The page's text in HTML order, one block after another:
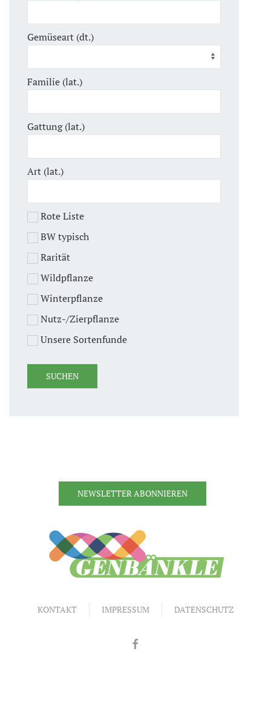
Gemüseart (dt.)
Familie (lat.)
Gattung (lat.)
Art (lat.)
Rote Liste
BW typisch
Rarität
Wildpflanze
Winterpflanze
Nutz-/Zierpflanze
Unsere Sortenfunde
NEWSLETTER ABONNIEREN
KONTAKT IMPRESSUM DATENSCHUTZ